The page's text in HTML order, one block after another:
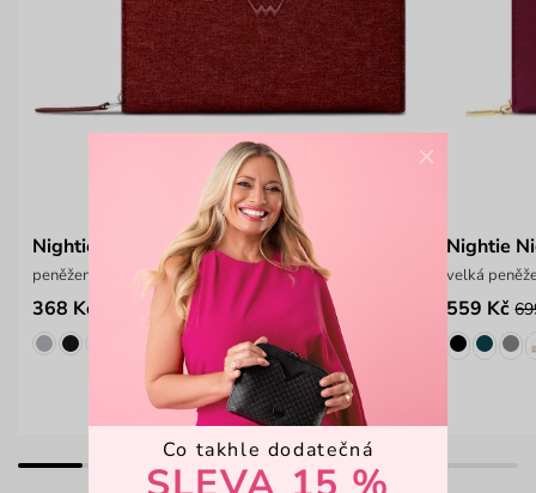
Nightie Nicci TC Wine
peněženka na zip z odolného materiálu
368 Kč 549 Kč
Nightie
velká
559 Kč
×
Co takhle dodatečná